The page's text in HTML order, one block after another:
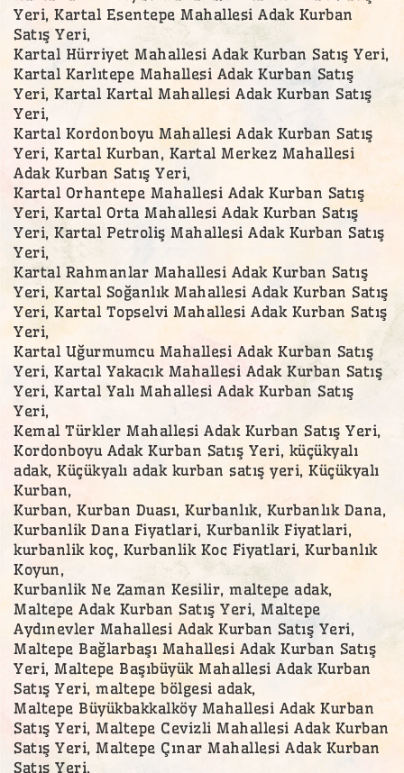
Yeri, Kartal Esentepe Mahallesi Adak Kurban
Satış Yeri,
Kartal Hürriyet Mahallesi Adak Kurban Satış Yeri,
Kartal Karlıtepe Mahallesi Adak Kurban Satış
Yeri, Kartal Kartal Mahallesi Adak Kurban Satış
Yeri,
Kartal Kordonboyu Mahallesi Adak Kurban Satış
Yeri, Kartal Kurban, Kartal Merkez Mahallesi
Adak Kurban Satış Yeri,
Kartal Orhantepe Mahallesi Adak Kurban Satış
Yeri, Kartal Orta Mahallesi Adak Kurban Satış
Yeri, Kartal Petroliş Mahallesi Adak Kurban Satış
Yeri,
Kartal Rahmanlar Mahallesi Adak Kurban Satış
Yeri, Kartal Soğanlık Mahallesi Adak Kurban Satış
Yeri, Kartal Topselvi Mahallesi Adak Kurban Satış
Yeri,
Kartal Uğurmumcu Mahallesi Adak Kurban Satış
Yeri, Kartal Yakacık Mahallesi Adak Kurban Satış
Yeri, Kartal Yalı Mahallesi Adak Kurban Satış
Yeri,
Kemal Türkler Mahallesi Adak Kurban Satış Yeri,
Kordonboyu Adak Kurban Satış Yeri, küçükyalı
adak, Küçükyalı adak kurban satış yeri, Küçükyalı
Kurban,
Kurban, Kurban Duası, Kurbanlık, Kurbanlık Dana,
Kurbanlik Dana Fiyatlari, Kurbanlik Fiyatlari,
kurbanlik koç, Kurbanlik Koc Fiyatlari, Kurbanlık
Koyun,
Kurbanlik Ne Zaman Kesilir, maltepe adak,
Maltepe Adak Kurban Satış Yeri, Maltepe
Aydınevler Mahallesi Adak Kurban Satış Yeri,
Maltepe Bağlarbaşı Mahallesi Adak Kurban Satış
Yeri, Maltepe Başıbüyük Mahallesi Adak Kurban
Satış Yeri, maltepe bölgesi adak,
Maltepe Büyükbakkalköy Mahallesi Adak Kurban
Satış Yeri, Maltepe Cevizli Mahallesi Adak Kurban
Satış Yeri, Maltepe Çınar Mahallesi Adak Kurban
Satış Yeri,